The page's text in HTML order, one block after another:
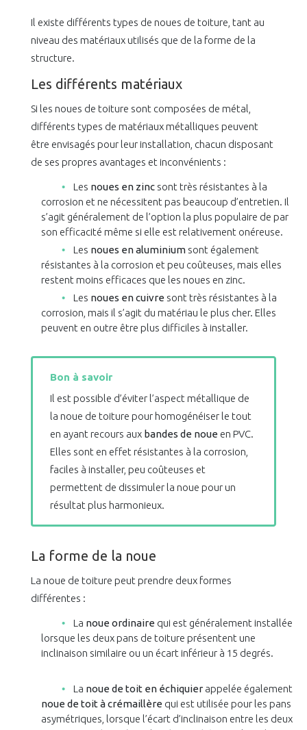
Il existe différents types de noues de toiture, tant au
niveau des matériaux utilisés que de la forme de la
structure.
Les différents matériaux
Si les noues de toiture sont composées de métal,
différents types de matériaux métalliques peuvent
être envisagés pour leur installation, chacun disposant
de ses propres avantages et inconvénients :
Les noues en zincsont très résistantes à la
corrosion et ne nécessitent pas beaucoup d’entretien. Il
s’agit généralement de l’option la plus populaire de par
son efficacité même si elle est relativement onéreuse.
Les noues en aluminiumsont également
résistantes à la corrosion et peu coûteuses, mais elles
restent moins efficaces que les noues en zinc.
Les noues en cuivre sont très résistantes à la
corrosion, mais il s’agit du matériau le plus cher. Elles
peuvent en outre être plus difficiles à installer.
Bon à savoir
Il est possible d’éviter l’aspect métallique de
la noue de toiture pour homogénéiser le tout
en ayant recours aux bandes de noue en PVC.
Elles sont en effet résistantes à la corrosion,
faciles à installer, peu coûteuses et
permettent de dissimuler la noue pour un
résultat plus harmonieux.
La forme de la noue
La noue de toiture peut prendre deux formes
différentes :
La noue ordinaire qui est généralement installée
lorsque les deux pans de toiture présentent une
inclinaison similaire ou un écart inférieur à 15 degrés.
La noue de toit en échiquier appelée également
noue de toit à crémaillère qui est utilisée pour les pans
asymétriques, lorsque l’écart d’inclinaison entre les deux